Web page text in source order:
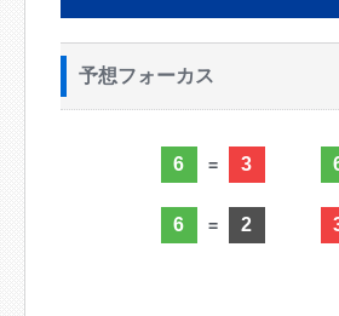
予想フォーカス
6 = 3
6 = 2